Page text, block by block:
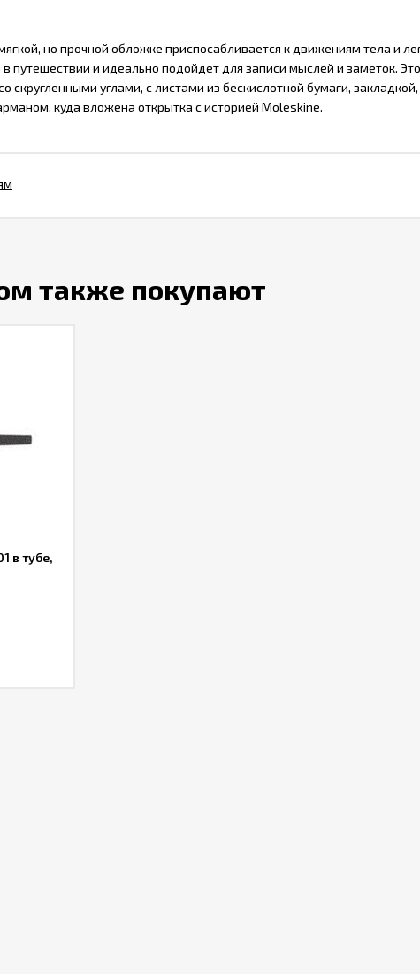
но прочной обложке приспосабливается к движениям тела и
путешествии и идеально подойдет для записи мыслей и заметок.
скругленными углами, с листами из бескислотной бумаги,
куда вложена открытка с историей Moleskine.
также покупают
в тубе,